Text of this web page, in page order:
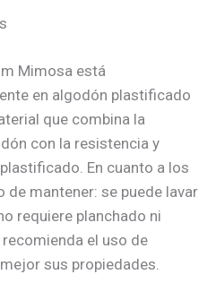
Mimosa está
en algodón plastificado
que combina la
con la resistencia y
En cuanto a los
de mantener: se puede lavar
requiere planchado ni
el uso de
sus propiedades.